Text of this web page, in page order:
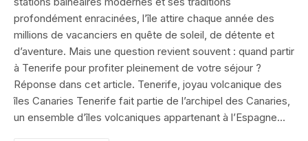
profondément enracinées, l’île attire chaque année des
millions de vacanciers en quête de soleil, de détente et
d’aventure. Mais une question revient souvent : quand partir
à Tenerife pour profiter pleinement de votre séjour ?
Réponse dans cet article. Tenerife, joyau volcanique des
îles Canaries Tenerife fait partie de l’archipel des Canaries,
un ensemble d’îles volcaniques appartenant à l’Espagne…